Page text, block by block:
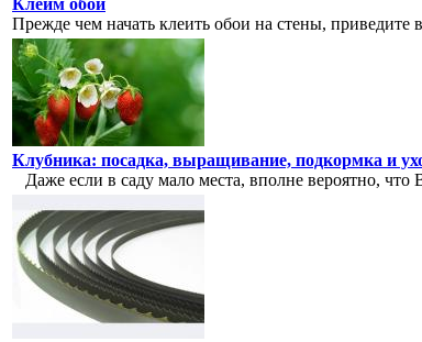
Клеим обои
Прежде чем начать клеить обои на стены, приведите
Клубника: посадка, выращивание, подкормка и
Даже если в саду мало места, вполне вероятно, что